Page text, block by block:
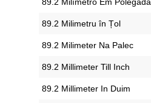
‎89.2 Milimetru în Țol
‎89.2 Milimeter Na Palec
‎89.2 Millimeter Till Inch
‎89.2 Millimeter In Duim